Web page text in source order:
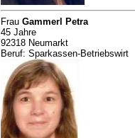
Frau Gammerl Petra
45 Jahre
92318 Neumarkt
Beruf: Sparkassen-Betriebswirt